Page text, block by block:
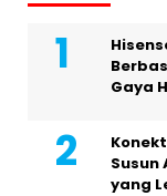
Gaya
Susun
yang